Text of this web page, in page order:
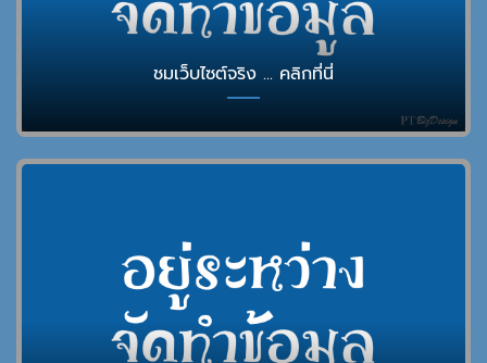
ชมเว็บไซต์จริง ... คลิกที่นี่